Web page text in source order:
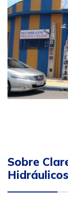
Sobre
Hidráulicos